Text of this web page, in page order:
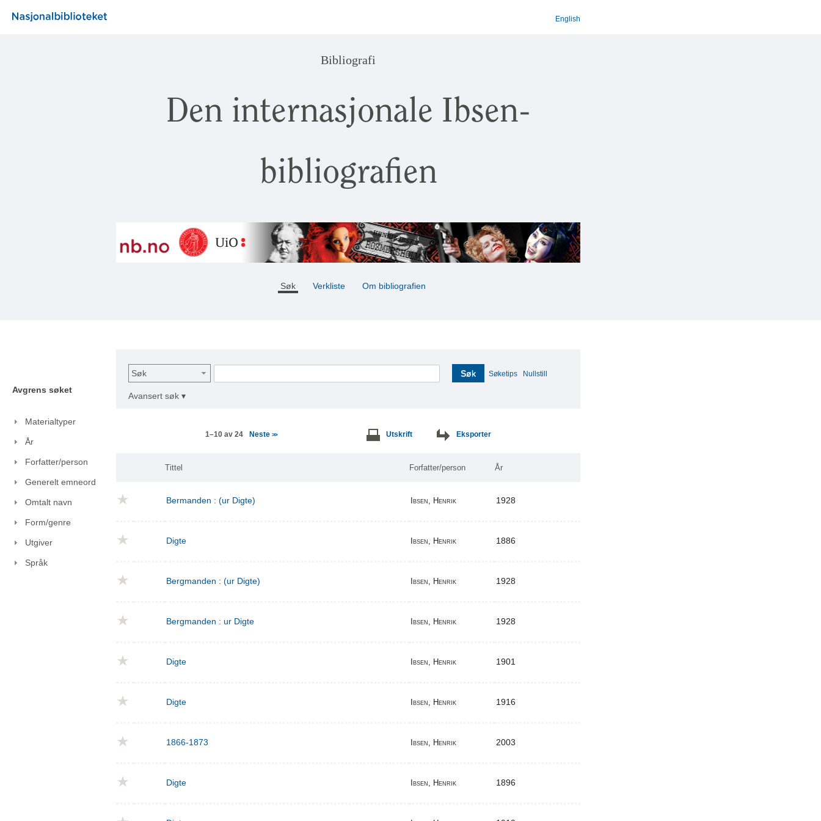
English
Bibliografi
Den internasjonale Ibsen-
bibliografien
Søk Verkliste Om bibliografien
Avgrens søket
Materialtyper
År
Forfatter/person
Generelt emneord
Omtalt navn
Form/genre
Utgiver
Språk
Søk Søk Søketips Nullstill
Avansert søk ▾
1–10 av 24 Neste>> Utskrift Eksporter
Tittel Forfatter/person År
Bermanden : (ur Digte) Ibsen, Henrik 1928
Digte Ibsen, Henrik 1886
Bergmanden : (ur Digte) Ibsen, Henrik 1928
Bergmanden : ur Digte Ibsen, Henrik 1928
Digte Ibsen, Henrik 1901
Digte Ibsen, Henrik 1916
1866-1873 Ibsen, Henrik 2003
Digte Ibsen, Henrik 1896